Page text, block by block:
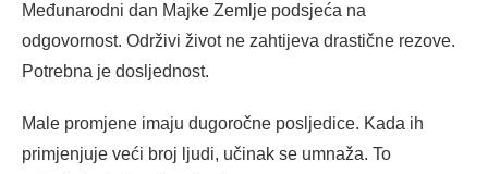
Međunarodni dan Majke Zemlje podsjeća na
odgovornost. Održivi život ne zahtijeva drastične rezove.
Potrebna je dosljednost.
Male promjene imaju dugoročne posljedice. Kada ih
primjenjuje veći broj ljudi, učinak se umnaža. To